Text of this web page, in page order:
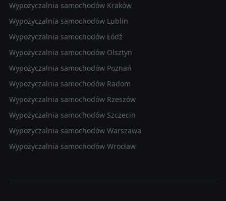
Wypożyczalnia samochodów Kraków
Wypożyczalnia samochodów Lublin
Wypożyczalnia samochodów Łódź
Wypożyczalnia samochodów Olsztyn
Wypożyczalnia samochodów Poznań
Wypożyczalnia samochodów Radom
Wypożyczalnia samochodów Rzeszów
Wypożyczalnia samochodów Szczecin
Wypożyczalnia samochodów Warszawa
Wypożyczalnia samochodów Wrocław